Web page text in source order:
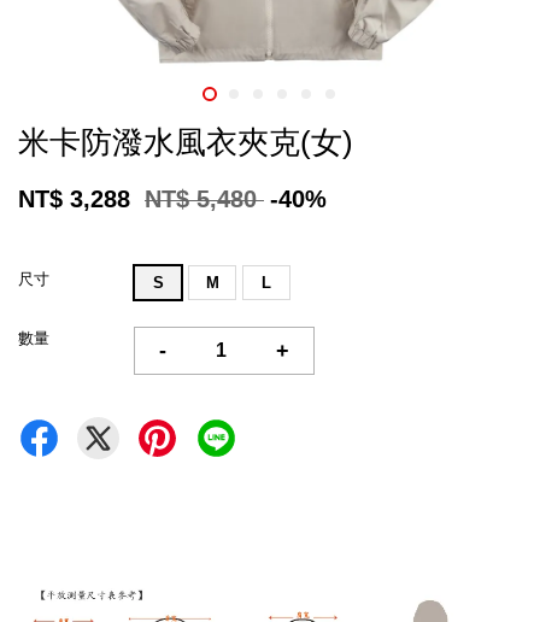
米卡防潑水風衣夾克(女)
NT$ 3,288 NT$ 5,480 -40%
尺寸 S M L
數量
- +